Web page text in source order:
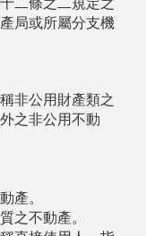
局或所屬分支機
非公用財產類之
之非公用不動
產。
之不動產。